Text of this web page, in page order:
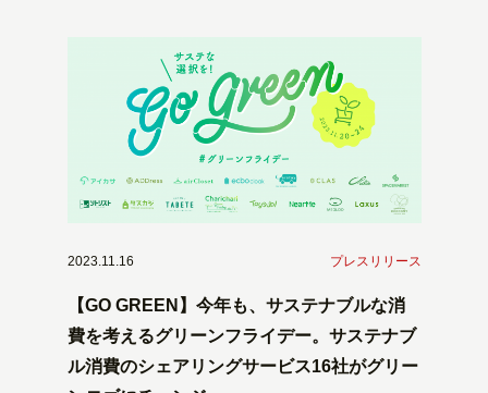
2023.11.16 プレスリリース
【GO GREEN】今年も、サステナブルな消
費を考えるグリーンフライデー。サステナブ
ル消費のシェアリングサービス16社がグリー